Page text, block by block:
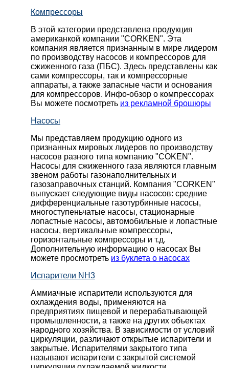
Компрессоры
В этой категории представлена продукция
американкой компании "CORKEN". Эта
компания является признанным в мире лидером
по производству насосов и компрессоров для
сжиженного газа (ПБС). Здесь представлены как
сами компрессоры, так и компрессорные
аппараты, а также запасные части и основания
для компрессоров. Инфо-обзор о компрессорах
Вы можете посмотреть из рекламной брошюры
Насосы
Мы представляем продукцию одного из
признанных мировых лидеров по производству
насосов разного типа компанию "COKEN".
Насосы для сжиженного газа являются главным
звеном работы газонаполнительных и
газозаправочных станций. Компания "CORKEN"
выпускает следующие виды насосов: cредние
дифференциальные газотурбинные насосы,
многоступеньчатые насосы, стационарные
лопастные насосы, автомобильные и лопaстные
насосы, вертикальные компрессоры,
горизонтальные компрессоры и т.д.
Дополнительную информацию о насосах Вы
можете просмотреть из буклета о насосах
Испарители NH3
Аммиачные испарители используются для
охлаждения воды, применяются на
предприятиях пищевой и перерабатывающей
промышленности, а также на других объектах
народного хозяйства. В зависимости от условий
циркуляции, различают открытые испарители и
закрытые. Испарителями закрытого типа
называют испарители с закрытой системой